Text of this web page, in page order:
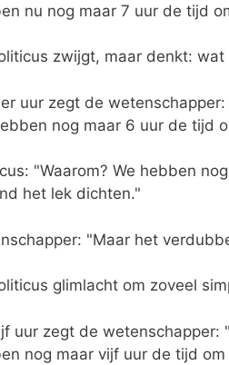
nu nog maar 7 uur de tijd
zwijgt, maar denkt: wat
uur zegt de
nog maar 6 uur de tijd
"Waarom? We hebben
het lek dichten."
"Maar het
glimlacht om zoveel
uur zegt de wetenschapper:
nog maar vijf uur de tijd